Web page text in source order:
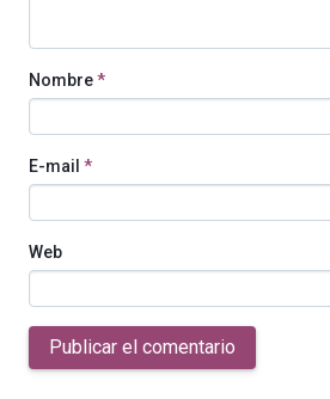
Nombre*
E-mail *
Web
Publicar el comentario